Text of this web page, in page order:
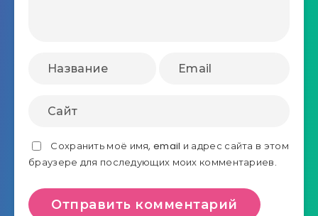
Сохранить моё имя, email и адрес сайта в этом
браузере для последующих моих комментариев.